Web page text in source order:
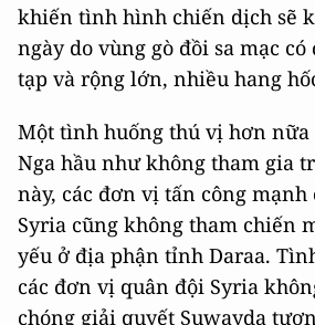
khiến tình hình chiến dịch sẽ
ngày do vùng gò đồi sa mạc
tạp và rộng lớn, nhiều hang
Một tình huống thú vị hơn nữa
Nga hầu như không tham gia
này, các đơn vị tấn công mạnh
Syria cũng không tham chiến
yếu ở địa phận tỉnh Daraa.
các đơn vị quân đội Syria
chóng giải quyết Suwayda